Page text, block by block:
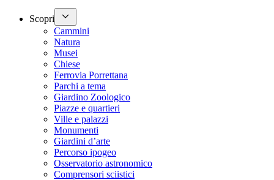
Scopri
Cammini
Natura
Musei
Chiese
Ferrovia Porrettana
Parchi a tema
Giardino Zoologico
Piazze e quartieri
Ville e palazzi
Monumenti
Giardini d’arte
Percorso ipogeo
Osservatorio astronomico
Comprensori sciistici